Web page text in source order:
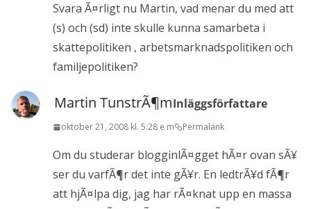
Svara Ã¤rligt nu Martin, vad menar du med att
(s) och (sd) inte skulle kunna samarbeta i
skattepolitiken , arbetsmarknadspolitiken och
familjepolitiken?
Martin TunstrÃ¶mInläggsförfattare
oktober 21, 2008 kl. 5:28 e m Permalänk
Om du studerar blogginlÃ¤gget hÃ¤r ovan sÃ¥
ser du varfÃ¶r det inte gÃ¥r. En ledtrÃ¥d fÃ¶r
att hjÃ¤lpa dig, jag har rÃ¤knat upp en massa